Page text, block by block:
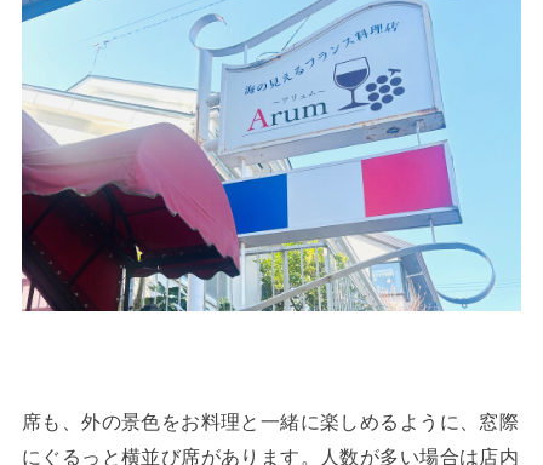
席も、外の景色をお料理と一緒に楽しめるように、窓際
にぐるっと横並び席があります。人数が多い場合は店内